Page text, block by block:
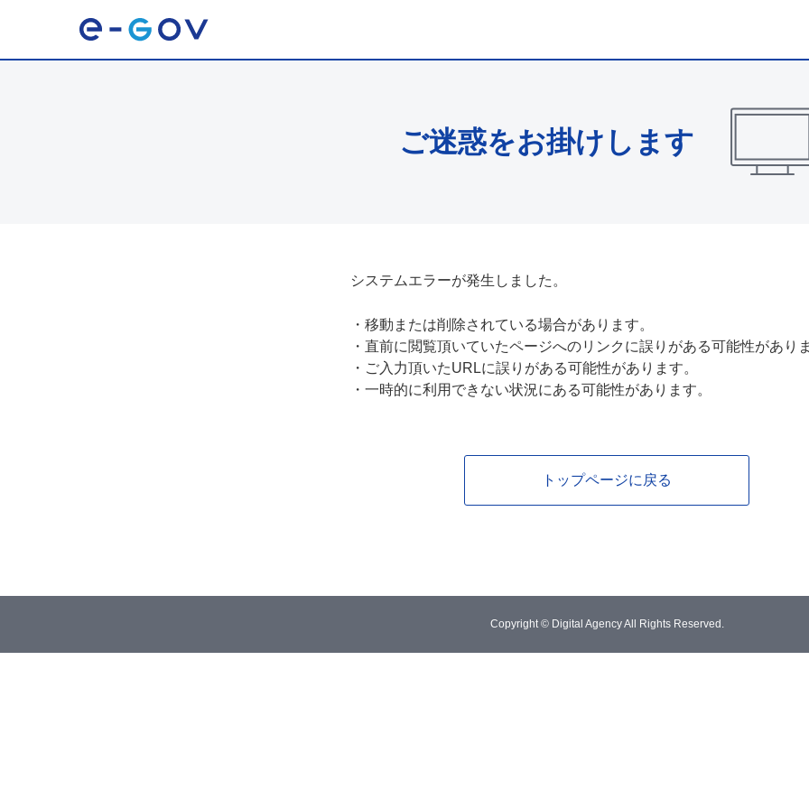
ご迷惑をお掛けします
システムエラーが発生しました。
・ 移動または削除されている場合があります。
・ 直前に閲覧頂いていたページへのリンクに誤りがある可能性があり
・ ご入力頂いたURLに誤りがある可能性があります。
・ 一時的に利用できない状況にある可能性があります。
トップページに戻る
Copyright © Digital Agency All Rights Reserved.